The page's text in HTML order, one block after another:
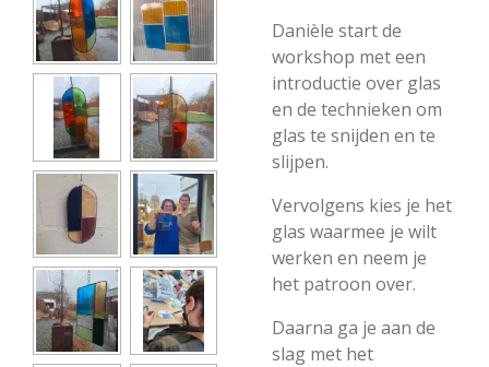
Danièle start de
workshop met een
introductie over glas
en de technieken om
glas te snijden en te
slijpen.
Vervolgens kies je het
glas waarmee je wilt
werken en neem je
het patroon over.
Daarna ga je aan de
slag met het